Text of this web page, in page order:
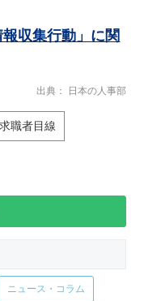
収集行動」に関
出典 日本の人事部
求職者目線
ニュース・コラム